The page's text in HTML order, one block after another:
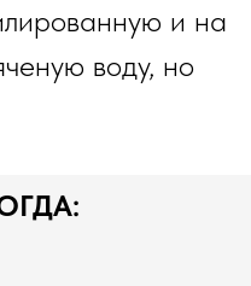
и на
воду, но